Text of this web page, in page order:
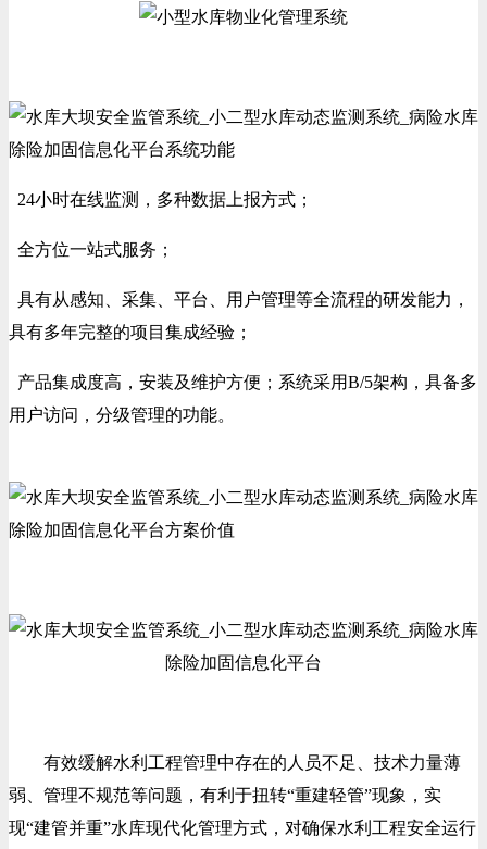
24小时在线监测，多种数据上报方式；
全方位一站式服务；
具有从感知、采集、平台、用户管理等全流程的研发能力，
具有多年完整的项目集成经验；
产品集成度高，安装及维护方便；系统采用B/5架构，具备多
用户访问，分级管理的功能。
有效缓解水利工程管理中存在的人员不足、技术力量薄
弱、管理不规范等问题，有利于扭转“重建轻管”现象，实
现“建管并重”水库现代化管理方式，对确保水利工程安全运行